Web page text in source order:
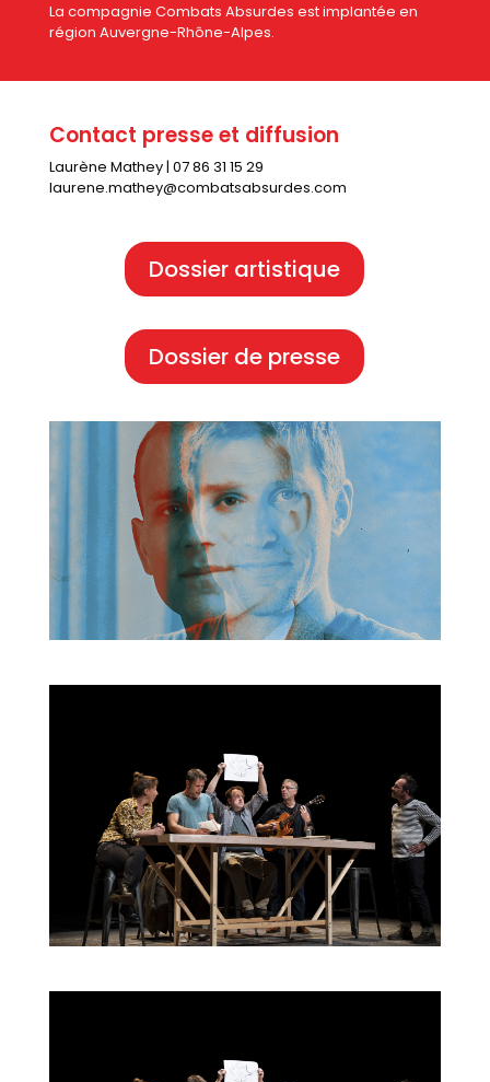
La compagnie Combats Absurdes est implantée en
région Auvergne-Rhône-Alpes.
Contact presse et diffusion
Laurène Mathey | 07 86 31 15 29
laurene.mathey@combatsabsurdes.com
Dossier artistique
Dossier de presse